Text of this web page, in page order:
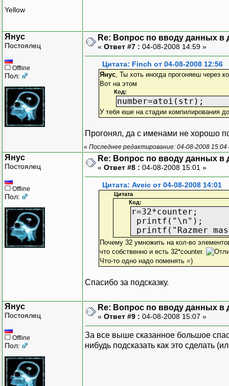
Yellow
Янус
Постоялец
Offline
Пол:
Re: Вопрос по вводу данных в
« Ответ #7 : 04-08-2008 14:59 »
Цитата: Finch от 04-08-2008 12:56
Янус, Ты хоть иногда прогоняеш через
Вот на этом
Код:
number=atoi(str);
У тебя еше на стадии компилирования
Прогонял, да с именами не хорошо
« Последнее редактирование: 04-08-2008
Янус
Постоялец
Offline
Пол:
Re: Вопрос по вводу данных в
« Ответ #8 : 04-08-2008 15:01 »
Цитата: Aveic от 04-08-2008 14:01
Цитата
Код:
r=32*counter;
printf("\n");
printf("Razmer
Почему 32 умножить на кол-во
что собственно и есть 32*counter.
Что-то одно надо поменять =)
Спасибо за подсказку.
Янус
Постоялец
Offline
Пол:
Re: Вопрос по вводу данных в
« Ответ #9 : 04-08-2008 15:07 »
За все выше сказанное большое
нибудь подсказать как это сделать